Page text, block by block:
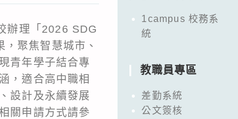
辦理「2026 SDG
聚焦智慧城市、
青年學子結合專
，適合高中職相
設計及永續發展
關申請方式請參
1campus 校務系
統
教職員專區
差勤系統
公文簽核